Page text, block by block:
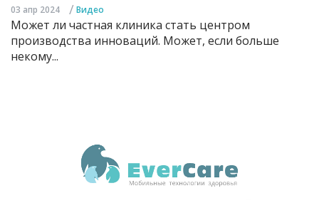
03 апр 2024 / Видео
Может ли частная клиника стать центром
производства инноваций. Может, если больше
некому...